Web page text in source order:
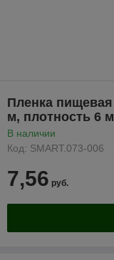
Пленка
м, плотность 6
В наличии
Код: SMART.073-006
7,56 руб.